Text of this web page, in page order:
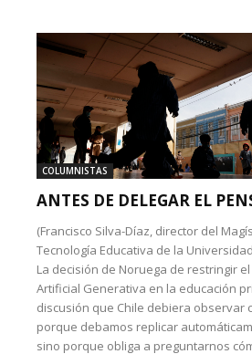
COLUMNISTAS
ANTES DE DELEGAR EL
(Francisco Silva-Díaz, director del
Tecnología Educativa de la
La decisión de Noruega de restringir
Artificial Generativa en la educación
discusión que Chile debiera observar
porque debamos replicar
sino porque obliga a preguntarnos